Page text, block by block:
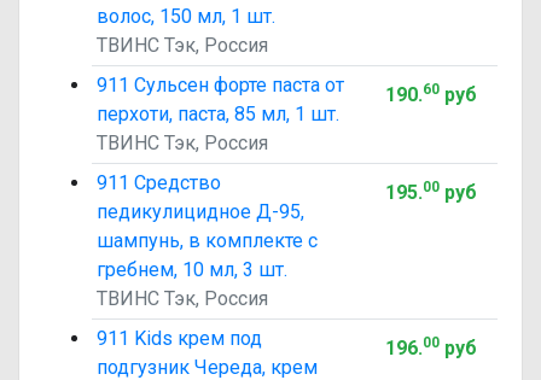
волос, 150 мл, 1 шт.
ТВИНС Тэк, Россия
911 Сульсен форте паста от
перхоти, паста, 85 мл, 1 шт.
ТВИНС Тэк, Россия
190.60руб
911 Средство
педикулицидное Д-95,
шампунь, в комплекте с
гребнем, 10 мл, 3 шт.
ТВИНС Тэк, Россия
195.00руб
911 Kids крем под
подгузник Череда, крем
196.00руб